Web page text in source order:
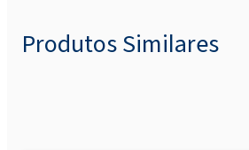
Produtos Similares